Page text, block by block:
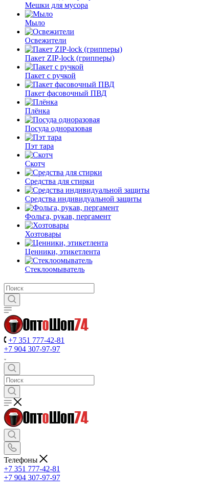
Мешки для мусора
Мыло
Освежители
Пакет ZIP-lock (грипперы)
Пакет с ручкой
Пакет фасовочный ПВД
Плёнка
Посуда одноразовая
Пэт тара
Скотч
Средства для стирки
Средства индивидуальной защиты
Фольга, рукав, пергамент
Хозтовары
Ценники, этикетлента
Стеклоомыватель
+7 351 777-42-81
+7 904 307-97-97
Телефоны
+7 351 777-42-81
+7 904 307-97-97